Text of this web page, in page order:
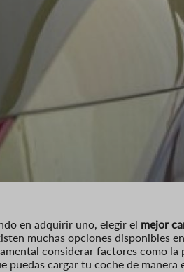
en adquirir uno, elegir el mejor
muchas opciones disponibles
considerar factores como la
cargar tu coche de manera